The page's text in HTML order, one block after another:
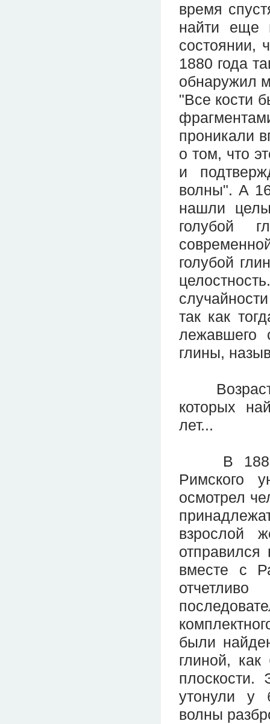
время
найти еще
состоянии,
1880 года
обнаружил
"Все кости
проникали
о том, что
и
волны". А
нашли
голубой
голубой
так как
лежавшего
глины,
Возраст
которых
лет...
В 1883
Римского
осмотрел
взрослой
вместе с
были
глиной,
плоскости.
утонули у
волны